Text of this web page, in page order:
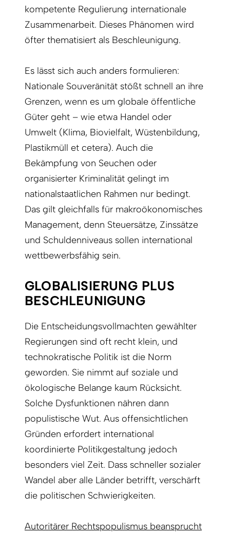
kompetente Regulierung internationale
Zusammenarbeit. Dieses Phänomen wird
öfter thematisiert als Beschleunigung.
Es lässt sich auch anders formulieren:
Nationale Souveränität stößt schnell an ihre
Grenzen, wenn es um globale öffentliche
Güter geht – wie etwa Handel oder
Umwelt (Klima, Biovielfalt, Wüstenbildung,
Plastikmüll et cetera). Auch die
Bekämpfung von Seuchen oder
organisierter Kriminalität gelingt im
nationalstaatlichen Rahmen nur bedingt.
Das gilt gleichfalls für makroökonomisches
Management, denn Steuersätze, Zinssätze
und Schuldenniveaus sollen international
wettbewerbsfähig sein.
GLOBALISIERUNG PLUS
BESCHLEUNIGUNG
Die Entscheidungsvollmachten gewählter
Regierungen sind oft recht klein, und
technokratische Politik ist die Norm
geworden. Sie nimmt auf soziale und
ökologische Belange kaum Rücksicht.
Solche Dysfunktionen nähren dann
populistische Wut. Aus offensichtlichen
Gründen erfordert international
koordinierte Politikgestaltung jedoch
besonders viel Zeit. Dass schneller sozialer
Wandel aber alle Länder betrifft, verschärft
die politischen Schwierigkeiten.
Autoritärer Rechtspopulismus beansprucht